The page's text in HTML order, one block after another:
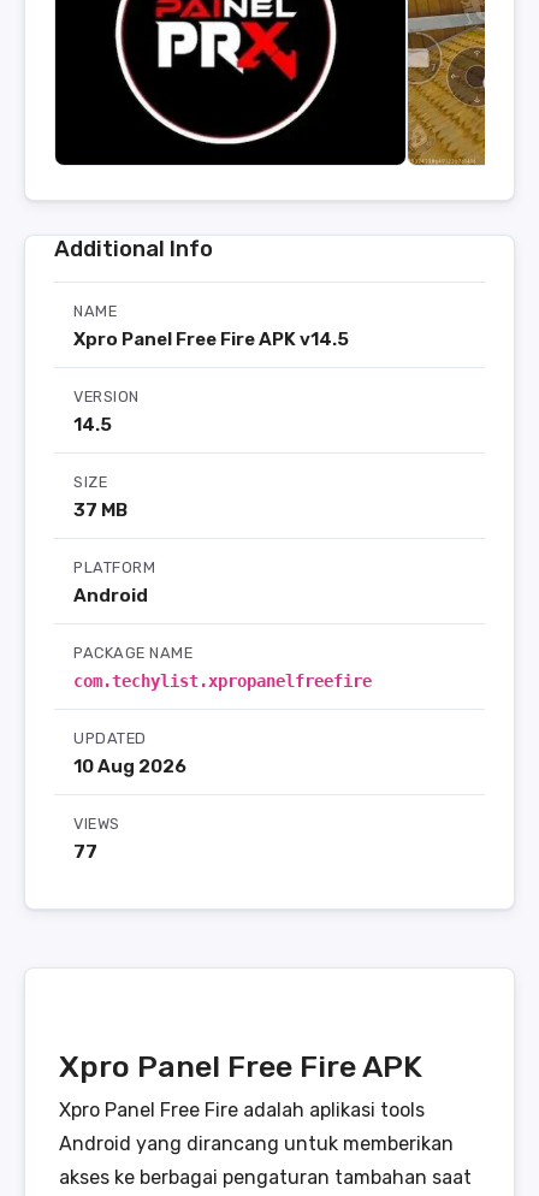
Additional Info
NAME
Xpro Panel Free Fire APK v14.5
VERSION
14.5
SIZE
37 MB
PLATFORM
Android
PACKAGE NAME
com.techylist.xpropanelfreefire
UPDATED
10 Aug 2026
VIEWS
77
Xpro Panel Free Fire APK
Xpro Panel Free Fire adalah aplikasi tools
Android yang dirancang untuk memberikan
akses ke berbagai pengaturan tambahan saat